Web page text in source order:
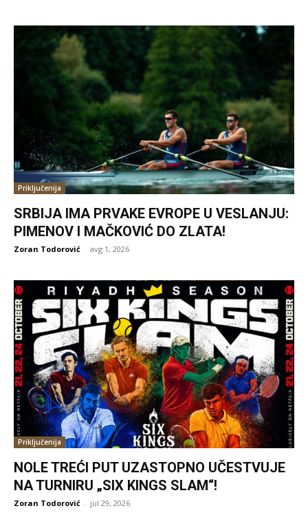
Priključenija
SRBIJA IMA PRVAKE EVROPE U VESLANJU:
PIMENOV I MAČKOVIĆ DO ZLATA!
Zoran Todorović - avg 1, 2026
Priključenija
NOLE TREĆI PUT UZASTOPNO UČESTVUJE
NA TURNIRU „SIX KINGS SLAM“!
Zoran Todorović - jul 29, 2026